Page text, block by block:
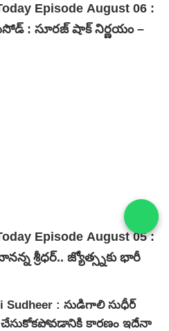
Episode August 06 :
: సూరజ్ షాక్ నిర్ణయం –
Episode August 05 :
శ్రీధర్.. జ్యోత్స్నకు భారీ
Sudheer : సుడిగాలి సుధీర్
చేసుకోకపోవడానికి కారణం ఇదేనా